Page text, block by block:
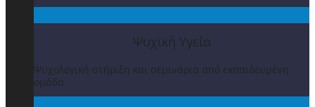
Ψυχική Υγεία
Ψυχολογική στήριξη και σεμινάρια από εκπαιδευμένη
ομάδα